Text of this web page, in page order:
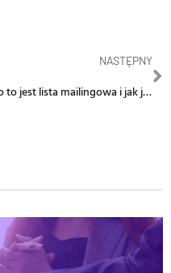
NASTĘPNY
Co to jest lista mailingowa i jak ją założyć